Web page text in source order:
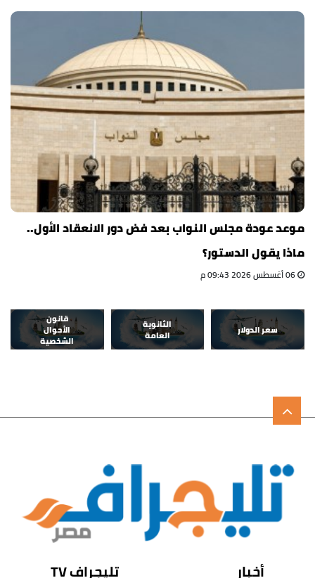
موعد عودة مجلس النواب بعد فض دور الانعقاد الأول..
ماذا يقول الدستور؟
سعر الدولار
الثانوية
العامة
قانون
الأحوال
الشخصية
أخبار تليجراف TV